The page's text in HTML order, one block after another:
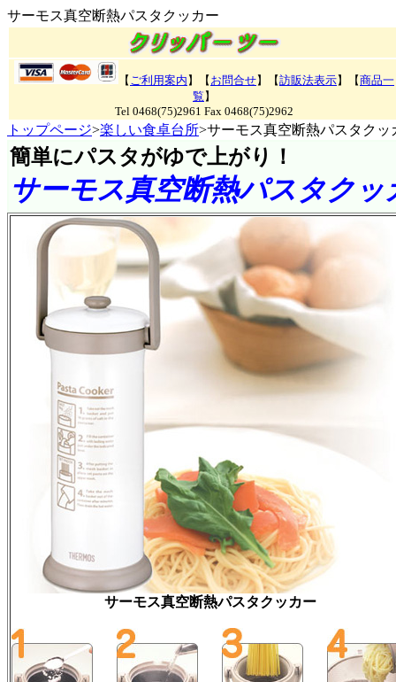
サーモス真空断熱パスタクッカー
【 ご利用案内 】【 お問合せ】【訪販法表示】【商品一
覧 】
Tel 0468(75)2961 Fax 0468(75)2962
トップページ>楽しい食卓台所>サーモス真空断熱パスタクッ
簡単にパスタがゆで上がり ！
サーモス真空断熱パスタクッ
サーモス真空断熱パスタクッカー